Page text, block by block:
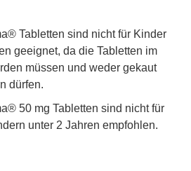
Tabletten sind nicht für Kinder
geeignet, da die Tabletten im
müssen und weder gekaut
dürfen.
50 mg Tabletten sind nicht für
unter 2 Jahren empfohlen.